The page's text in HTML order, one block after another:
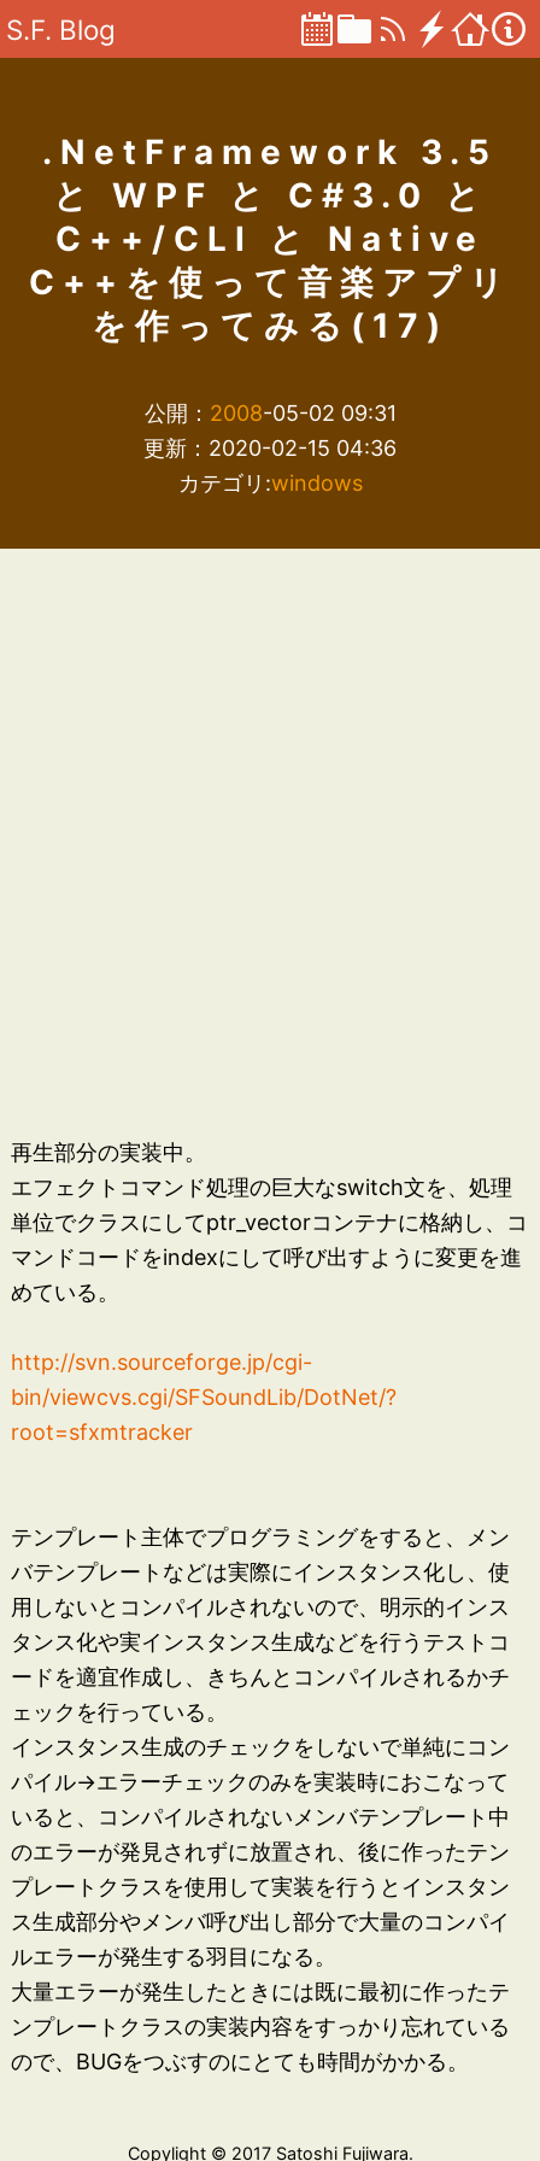
S.F. Blog
.NetFramework 3.5
と WPF と C#3.0 と
C++/CLI と Native
C++を使って音楽アプリ
を作ってみる(17)
公開： 2008-05-02 09:31
更新：2020-02-15 04:36
カテゴリ:windows
再生部分の実装中。
エフェクトコマンド処理の巨大なswitch文を、処理
単位でクラスにしてptr_vectorコンテナに格納し、コ
マンドコードをindexにして呼び出すように変更を進
めている。
http://svn.sourceforge.jp/cgi-
bin/viewcvs.cgi/SFSoundLib/DotNet/?
root=sfxmtracker
テンプレート主体でプログラミングをすると、メン
バテンプレートなどは実際にインスタンス化し、使
用しないとコンパイルされないので、明示的インス
タンス化や実インスタンス生成などを行うテストコ
ードを適宜作成し、きちんとコンパイルされるかチ
ェックを行っている。
インスタンス生成のチェックをしないで単純にコン
パイル->エラーチェックのみを実装時におこなって
いると、コンパイルされないメンバテンプレート中
のエラーが発見されずに放置され、後に作ったテン
プレートクラスを使用して実装を行うとインスタン
ス生成部分やメンバ呼び出し部分で大量のコンパイ
ルエラーが発生する羽目になる。
大量エラーが発生したときには既に最初に作ったテ
ンプレートクラスの実装内容をすっかり忘れている
ので、BUGをつぶすのにとても時間がかかる。
Copylight © 2017 Satoshi Fujiwara.